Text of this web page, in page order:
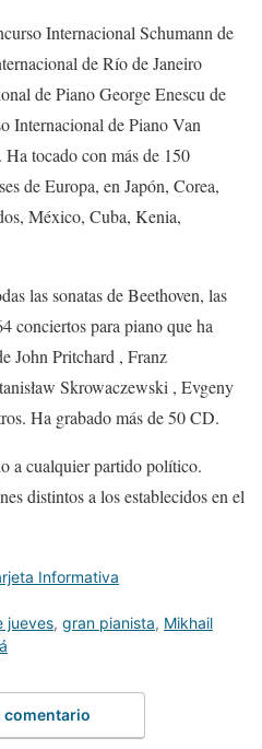
Internacional Schumann de
de Río de Janeiro
de Piano George Enescu de
Internacional de Piano Van
Ha tocadocon más de 150
de Europa, en Japón, Corea,
México, Cuba, Kenia,
las sonatas de Beethoven, las
conciertos para piano que ha
John Pritchard , Franz
Skrowaczewski , Evgeny
Ha grabado más de 50 CD.
a cualquier partido político.
distintos a los establecidos en el
Informativa
jueves, gran pianista, Mikhail
comentario